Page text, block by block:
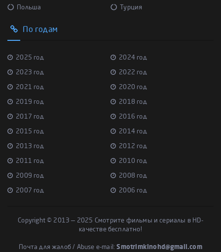
Польша Турция
По годам
2025 год 2024 год
2023 год 2022 год
2021 год 2020 год
2019 год 2018 год
2017 год 2016 год
2015 год 2014 год
2013 год 2012 год
2011 год 2010 год
2009 год 2008 год
2007 год 2006 год
Copyright © 2013 — 2025 Смотрите фильмы и сериалы в HD-
качестве бесплатно!
Почта для жалоб / Abuse e-mail:Smotrimkinohd@gmail.com